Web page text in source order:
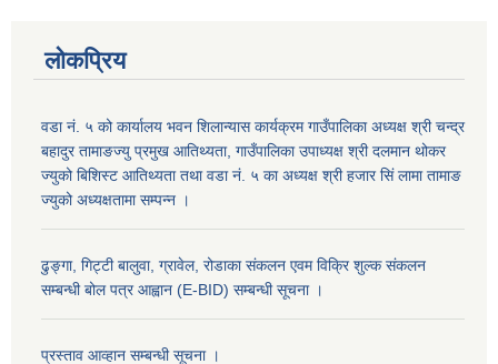
लोकप्रिय
वडा नं. ५ को कार्यालय भवन शिलान्यास कार्यक्रम गाउँपालिका अध्यक्ष श्री चन्द्र
बहादुर तामाङज्यु प्रमुख आतिथ्यता, गाउँपालिका उपाध्यक्ष श्री दलमान थोकर
ज्युको बिशिस्ट आतिथ्यता तथा वडा नं. ५ का अध्यक्ष श्री हजार सिं लामा तामाङ
ज्युको अध्यक्षतामा सम्पन्न ।
ढुङ्गा, गिट्टी बालुवा, ग्रावेल, रोडाका संकलन एवम विक्रि शुल्क संकलन
सम्बन्धी बोल पत्र आह्वान (E-BID) सम्बन्धी सूचना ।
प्रस्ताव आव्हान सम्बन्धी सूचना ।